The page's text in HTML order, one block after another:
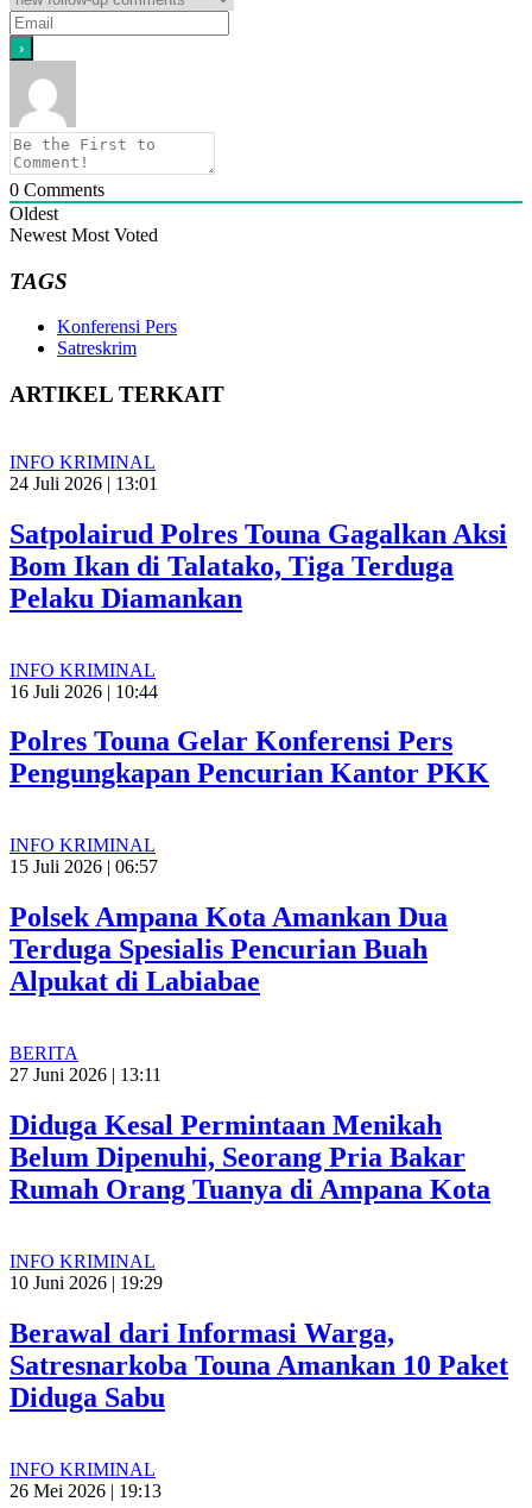
0 Comments
Oldest
Newest Most Voted
TAGS
Konferensi Pers
Satreskrim
ARTIKEL TERKAIT
INFO KRIMINAL
24 Juli 2026 | 13:01
Satpolairud Polres Touna Gagalkan Aksi
Bom Ikan di Talatako, Tiga Terduga
Pelaku Diamankan
INFO KRIMINAL
16 Juli 2026 | 10:44
Polres Touna Gelar Konferensi Pers
Pengungkapan Pencurian Kantor PKK
INFO KRIMINAL
15 Juli 2026 | 06:57
Polsek Ampana Kota Amankan Dua
Terduga Spesialis Pencurian Buah
Alpukat di Labiabae
BERITA
27 Juni 2026 | 13:11
Diduga Kesal Permintaan Menikah
Belum Dipenuhi, Seorang Pria Bakar
Rumah Orang Tuanya di Ampana Kota
INFO KRIMINAL
10 Juni 2026 | 19:29
Berawal dari Informasi Warga,
Satresnarkoba Touna Amankan 10 Paket
Diduga Sabu
INFO KRIMINAL
26 Mei 2026 | 19:13